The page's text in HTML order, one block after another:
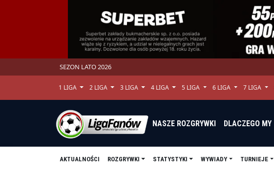
SEZON LATO 2026
1 LIGA 2 LIGA 3 LIGA 4 LIGA 5 LIGA 6 LIGA 7 LIGA
NASZE ROZGRYWKI DLACZEGO MY
AKTUALNOŚCI ROZGRYWKI STATYSTYKI WYWIADY TURNIEJE